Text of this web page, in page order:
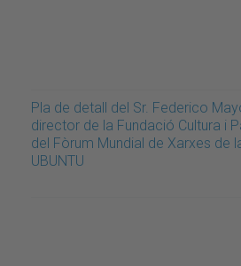
Pla de detall del Sr. Federico
director de la Fundació Cultura i
del Fòrum Mundial de Xarxes de
UBUNTU